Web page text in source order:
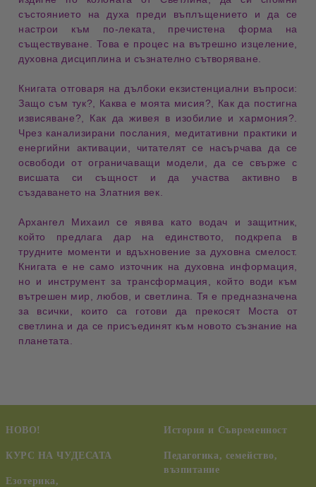
състоянието на духа
преди въплъщението и да се
настрои към по-леката, пречистена форма
на
съществуване. Това е процес на вътрешно изцеление
духовна дисциплина и съзнателно сътворяване
Книгата отговаря на дълбоки екзистенциални въпроси:
Защо съм тук?
Каква е моята мисия?
Как да постигна
извисяване?
Как да живея в изобилие и хармония?
Чрез канализирани послания медитативни практики и
енергийни активации , читателят се насърчава да се
освободи отограничаващи модели , да се свърже с
висшата си същност и да участва активно в
създаването на Златния век
Архангел Михаил се явява като водач и защитник
който предлага дар на единството , подкрепа в
трудните моменти и вдъхновение за духовна смелост.
Книгата е не само източник на духовна информация
но и инструмент за трансформация
, който води към
вътрешен мир
любов , и светлина . Тя е предназначена
за всички, които са готови да прекосят Моста от
светлина и да се присъединят към новото съзнание на
планетата
НОВО!
КУРС НА ЧУДЕСАТА
Езотерика,
История и Съвременност
Педагогика, семейство,
възпитание